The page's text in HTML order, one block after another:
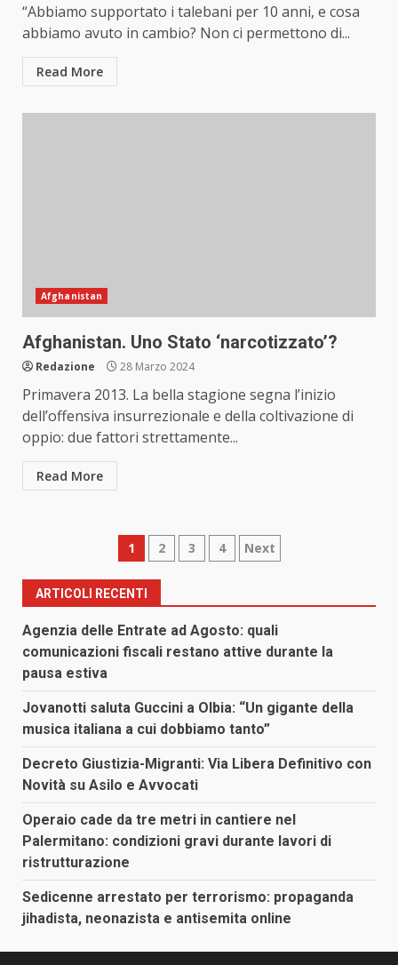
“Abbiamo supportato i talebani per 10 anni, e cosa
abbiamo avuto in cambio? Non ci permettono di...
Read More
Afghanistan
Afghanistan. Uno Stato ‘narcotizzato’?
Redazione 28 Marzo 2024
Primavera 2013. La bella stagione segna l’inizio
dell’offensiva insurrezionale e della coltivazione di
oppio: due fattori strettamente...
Read More
Paginazione
degli
articoli
1 2 3 4 Next
ARTICOLI RECENTI
Agenzia delle Entrate ad Agosto: quali
comunicazioni fiscali restano attive durante la
pausa estiva
Jovanotti saluta Guccini a Olbia: “Un gigante della
musica italiana a cui dobbiamo tanto”
Decreto Giustizia-Migranti: Via Libera Definitivo con
Novità su Asilo e Avvocati
Operaio cade da tre metri in cantiere nel
Palermitano: condizioni gravi durante lavori di
ristrutturazione
Sedicenne arrestato per terrorismo: propaganda
jihadista, neonazista e antisemita online